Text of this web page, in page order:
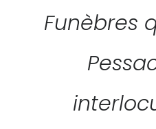
Funèbres